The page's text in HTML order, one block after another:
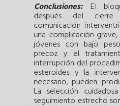
Conclusiones:El
después del
comunicación
una complicación
jóvenes con bajo
precoz y el
interrupción del
esteroides y la
necesario, pueden
La selección
seguimiento estrecho